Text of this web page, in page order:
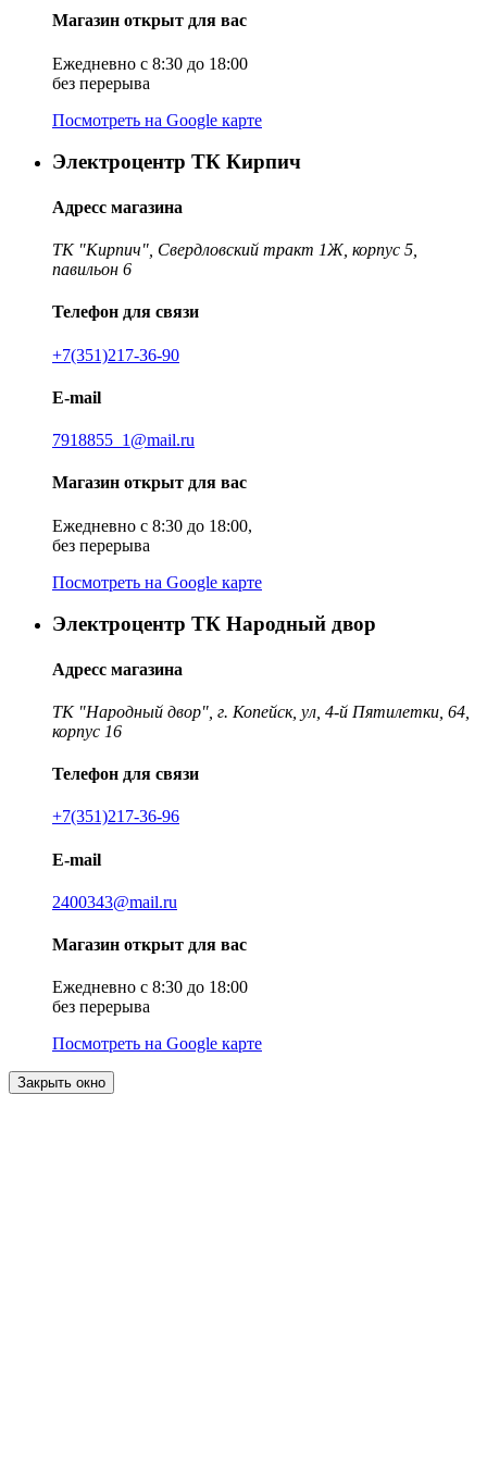
Магазин открыт для вас
Ежедневно с 8:30 до 18:00
без перерыва
Посмотреть на Google карте
Электроцентр ТК Кирпич
Адресс магазина
ТК "Кирпич", Свердловский тракт 1Ж, корпус 5,
павильон 6
Телефон для связи
+7(351)217-36-90
E-mail
7918855_1@mail.ru
Магазин открыт для вас
Ежедневно с 8:30 до 18:00,
без перерыва
Посмотреть на Google карте
Электроцентр ТК Народный двор
Адресс магазина
ТК "Народный двор", г. Копейск, ул, 4-й Пятилетки, 64,
корпус 16
Телефон для связи
+7(351)217-36-96
E-mail
2400343@mail.ru
Магазин открыт для вас
Ежедневно с 8:30 до 18:00
без перерыва
Посмотреть на Google карте
Закрыть окно